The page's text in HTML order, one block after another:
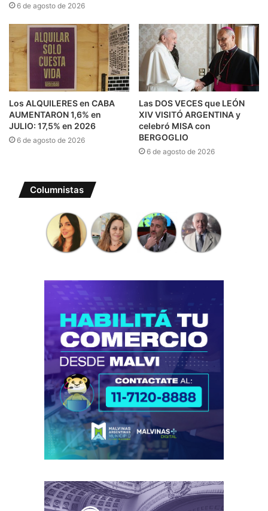
6 de agosto de 2026
Los ALQUILERES en CABA
AUMENTARON 1,6% en
JULIO: 17,5% en 2026
6 de agosto de 2026
Las DOS VECES que LEÓN
XIV VISITÓ ARGENTINA y
celebró MISA con
BERGOGLIO
6 de agosto de 2026
Columnistas